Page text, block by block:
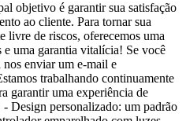
objetivo é garantir sua satisfação
ao cliente. Para tornar sua
livre de riscos, oferecemos uma
e uma garantia vitalícia! Se você
nos enviar um e-mail e
trabalhando continuamente
garantir uma experiência de
Design personalizado: um padrão